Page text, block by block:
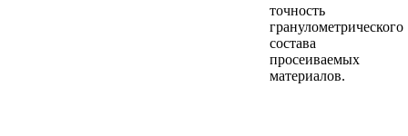
точность
гранулометрического
состава
просеиваемых
материалов.